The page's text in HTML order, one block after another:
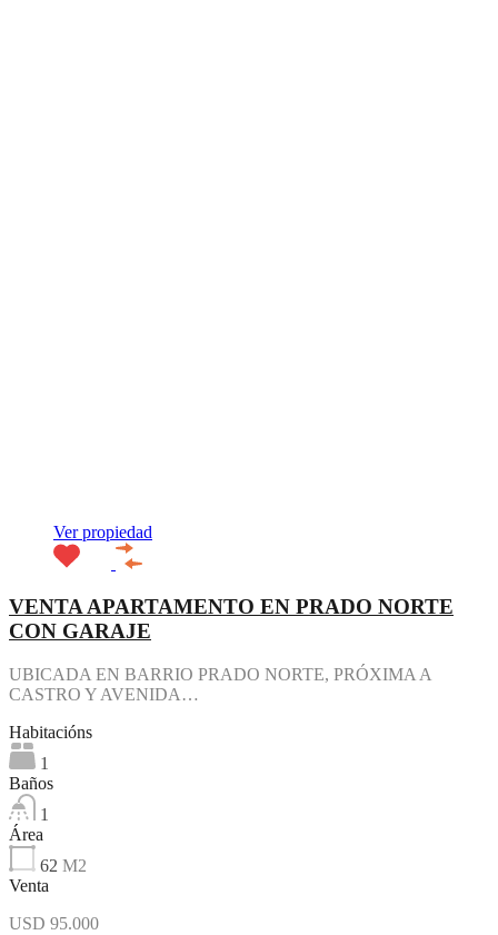
Ver propiedad
VENTA APARTAMENTO EN PRADO NORTE
CON GARAJE
UBICADA EN BARRIO PRADO NORTE, PRÓXIMA A
CASTRO Y AVENIDA…
Habitacións
1
Baños
1
Área
62 M2
Venta
USD 95.000